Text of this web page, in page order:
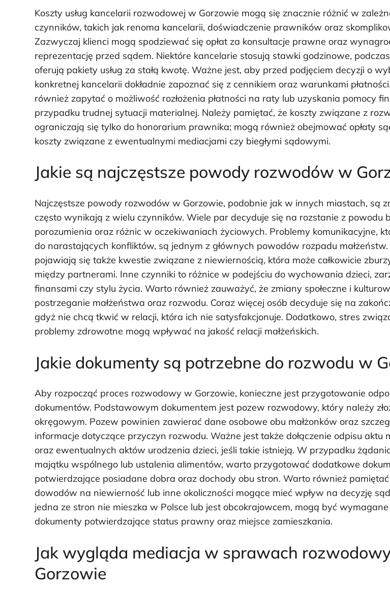
Koszty usług kancelarii rozwodowej w Gorzowie mogą się znacznie różnić w
czynników, takich jak renoma kancelarii, doświadczenie prawników oraz
Zazwyczaj klienci mogą spodziewać się opłat za konsultacje prawne oraz
reprezentację przed sądem. Niektóre kancelarie stosują stawki godzinowe,
oferują pakiety usług za stałą kwotę. Ważne jest, aby przed podjęciem decyzji o
konkretnej kancelarii dokładnie zapoznać się z cennikiem oraz warunkami
również zapytać o możliwość rozłożenia płatności na raty lub uzyskania pomocy
przypadku trudnej sytuacji materialnej. Należy pamiętać, że koszty związane z
ograniczają się tylko do honorarium prawnika; mogą również obejmować opłaty
koszty związane z ewentualnymi mediacjami czy biegłymi sądowymi.
Jakie są najczęstsze powody rozwodów w
Najczęstsze powody rozwodów w Gorzowie, podobnie jak w innych miastach, są
często wynikają z wielu czynników. Wiele par decyduje się na rozstanie z powodu
porozumienia oraz różnic w oczekiwaniach życiowych. Problemy komunikacyjne,
do narastających konfliktów, są jednym z głównych powodów rozpadu małżeństw.
pojawiają się także kwestie związane z niewiernością, która może całkowicie
między partnerami. Inne czynniki to różnice w podejściu do wychowania dzieci,
finansami czy stylu życia. Warto również zauważyć, że zmiany społeczne i
postrzeganie małżeństwa oraz rozwodu. Coraz więcej osób decyduje się na
gdyż nie chcą tkwić w relacji, która ich nie satysfakcjonuje. Dodatkowo, stres
problemy zdrowotne mogą wpływać na jakość relacji małżeńskich.
Jakie dokumenty są potrzebne do rozwodu w
Aby rozpocząć proces rozwodowy w Gorzowie, konieczne jest przygotowanie
dokumentów. Podstawowym dokumentem jest pozew rozwodowy, który należy
okręgowym. Pozew powinien zawierać dane osobowe obu małżonków oraz
informacje dotyczące przyczyn rozwodu. Ważne jest także dołączenie odpisu aktu
oraz ewentualnych aktów urodzenia dzieci, jeśli takie istnieją. W przypadku
majątku wspólnego lub ustalenia alimentów, warto przygotować dodatkowe
potwierdzające posiadane dobra oraz dochody obu stron. Warto również pamiętać
dowodów na niewierność lub inne okoliczności mogące mieć wpływ na decyzję
jedna ze stron nie mieszka w Polsce lub jest obcokrajowcem, mogą być
dokumenty potwierdzające status prawny oraz miejsce zamieszkania.
Jak wygląda mediacja w sprawach
Gorzowie